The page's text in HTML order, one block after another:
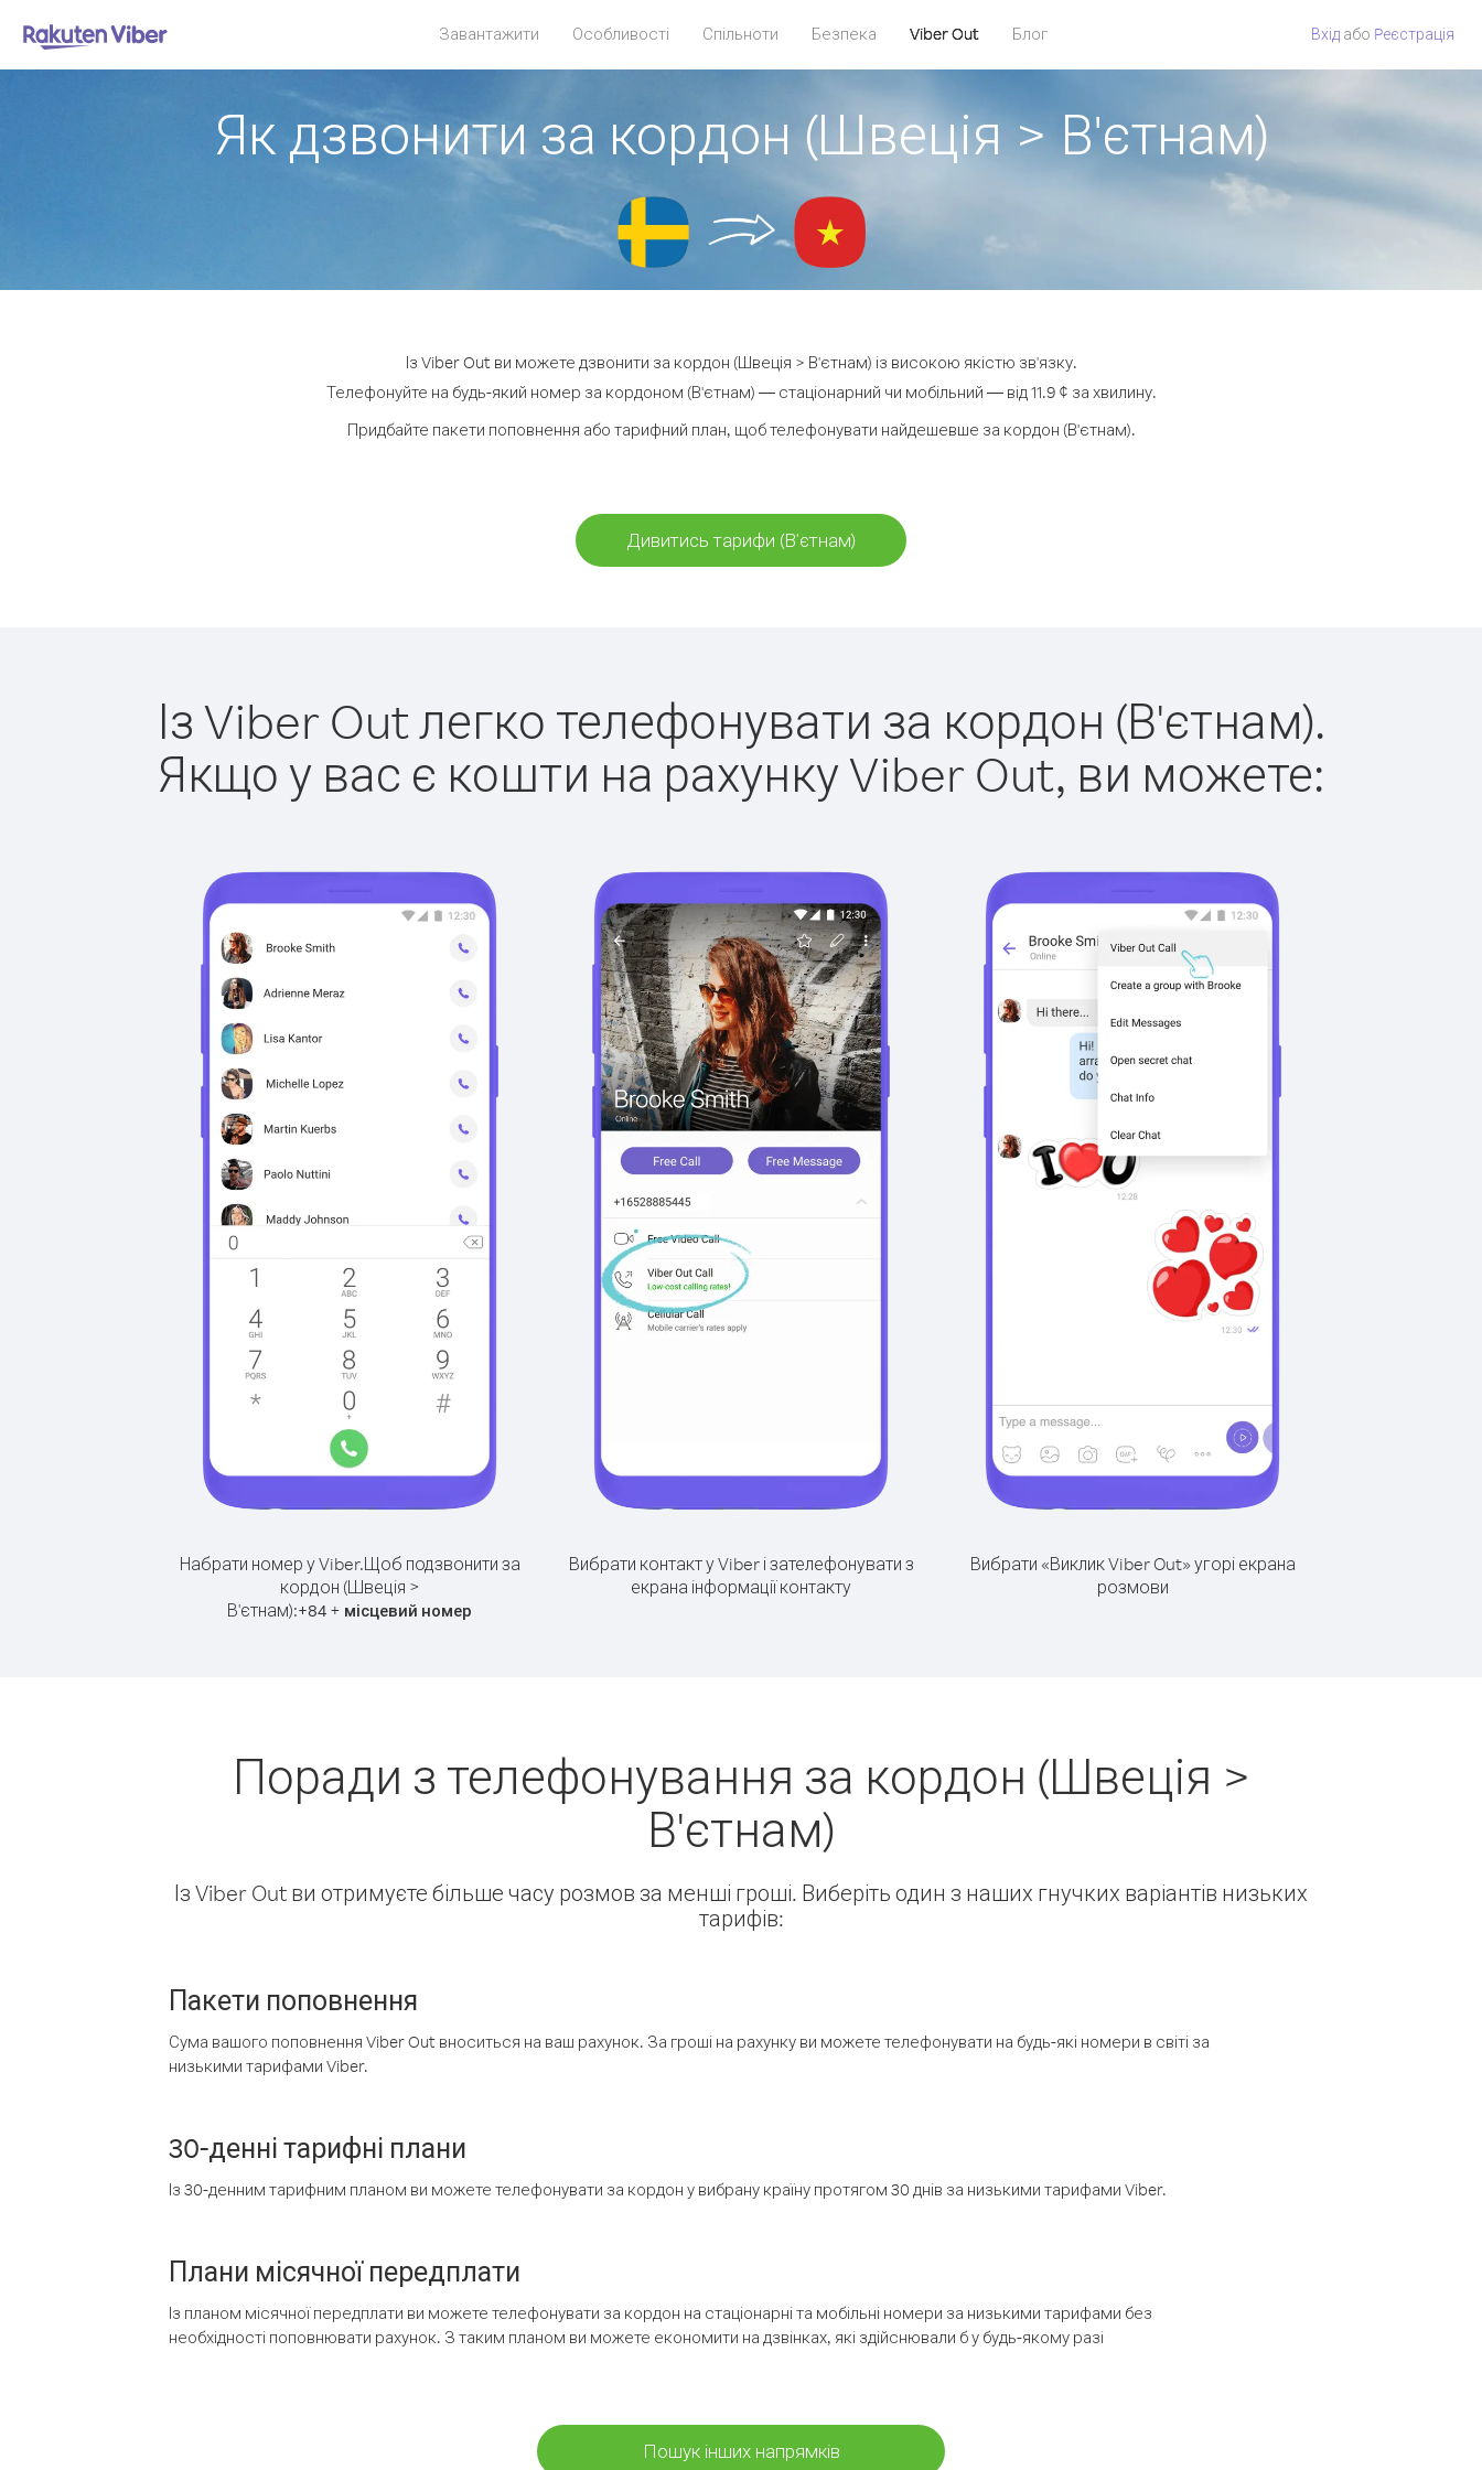
Завантажити Особливості Спільноти Безпека Viber Out Блог Вхід або Pеєстрація
Як дзвонити за кордон (Швеція > В'єтнам)
Із Viber Out ви можете дзвонити за кордон (Швеція > В'єтнам) із високою якістю зв'язку.
Телефонуйте на будь-який номер за кордоном (В'єтнам) — стаціонарний чи мобільний — від 11.9 ¢ за хвилину.
Придбайте пакети поповнення або тарифний план, щоб телефонувати найдешевше за кордон (В'єтнам).
Дивитись тарифи (В'єтнам)
Із Viber Out легко телефонувати за кордон (В'єтнам).
Якщо у вас є кошти на рахунку Viber Out, ви можете:
Набрати номер у Viber.Щоб подзвонити за
кордон (Швеція >
В'єтнам):+84 + місцевий номер
Вибрати контакт у Viber і зателефонувати з
екрана інформації контакту
Вибрати «Виклик Viber Out» угорі екрана
розмови
Поради з телефонування за кордон (Швеція >
В'єтнам)
Із Viber Out ви отримуєте більше часу розмов за менші гроші. Виберіть один з наших гнучких варіантів низьких
тарифів:
Пакети поповнення
Сума вашого поповнення Viber Out вноситься на ваш рахунок. За гроші на рахунку ви можете телефонувати на будь-які номери в світі за
низькими тарифами Viber.
30-денні тарифні плани
Із 30-денним тарифним планом ви можете телефонувати за кордон у вибрану країну протягом 30 днів за низькими тарифами Viber.
Плани місячної передплати
Із планом місячної передплати ви можете телефонувати за кордон на стаціонарні та мобільні номери за низькими тарифами без
необхідності поповнювати рахунок. З таким планом ви можете економити на дзвінках, які здійснювали б у будь-якому разі
Пошук інших напрямків